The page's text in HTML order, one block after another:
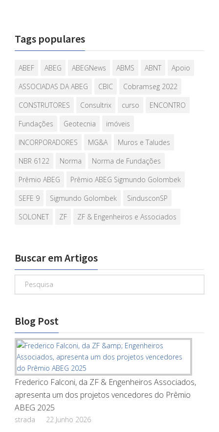
Tags populares
ABEF ABEG ABEGNews ABMS ABNT
Apoio
ASSOCIADAS DA ABEG
CBIC
Cobramseg 2022
CONSTRUTORES
Consultrix curso
ENCONTRO
Fundações
Geotecnia
imóveis
INCORPORADORES
MG&A
Muros e Taludes
NBR 6122
Norma
Norma de Fundações
Prêmio ABEG
Prêmio ABEG Sigmundo Golombek
SEFE 9
Sigmundo Golombek
SindusconSP
SOLONET
ZF ZF & Engenheiros e Associados
Buscar em Artigos
Blog Post
Frederico Falconi, da ZF & Engenheiros Associados,
apresenta um dos projetos vencedores do Prêmio
ABEG 2025
strada 22 Junho 2026